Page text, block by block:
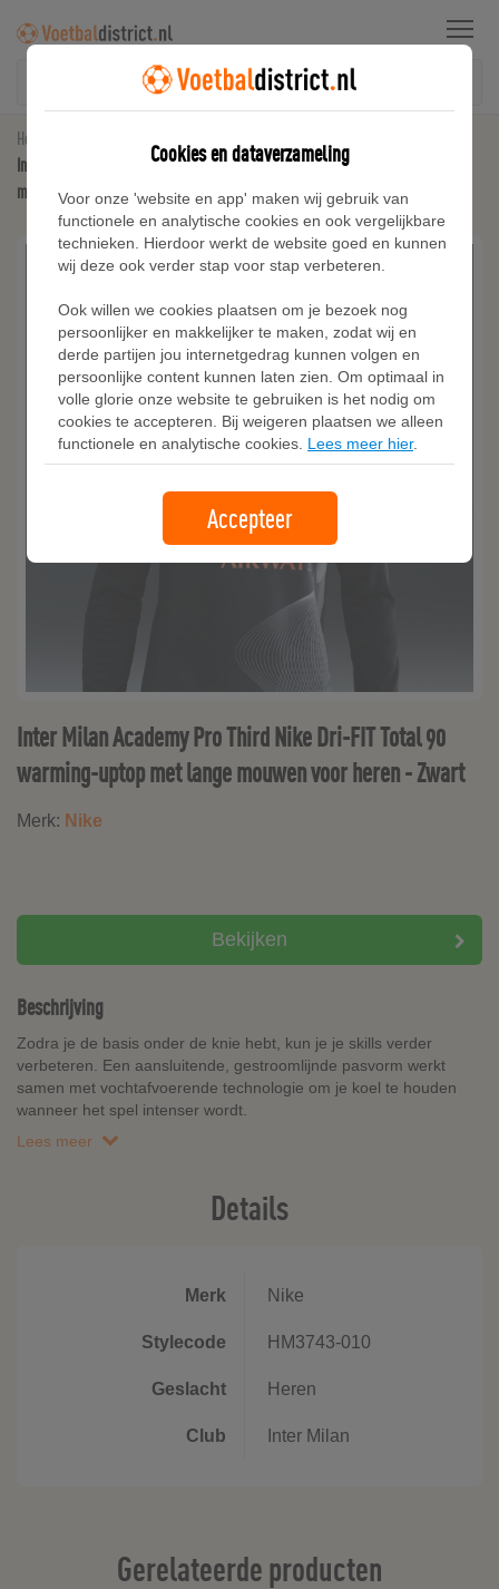
Menu
Home
Inter Milan Academy Pro Third Nike Dri-FIT Total 90 warming-uptop met lange
mouwen voor heren - Zwart
Inter Milan Academy Pro Third Nike Dri-FIT Total 90
warming-uptop met lange mouwen voor heren - Zwart
Merk: Nike
Bekijken
Beschrijving
Zodra je de basis onder de knie hebt, kun je je skills verder
verbeteren. Een aansluitende, gestroomlijnde pasvorm werkt
samen met vochtafvoerende technologie om je koel te houden
wanneer het spel intenser wordt.
Lees meer
Details
Merk Nike
Stylecode HM3743-010
Geslacht Heren
Club Inter Milan
Gerelateerde producten
Cookies en dataverzameling
Voor onze 'website en app' maken wij gebruik van
functionele en analytische cookies en ook vergelijkbare
technieken. Hierdoor werkt de website goed en kunnen
wij deze ook verder stap voor stap verbeteren.
Ook willen we cookies plaatsen om je bezoek nog
persoonlijker en makkelijker te maken, zodat wij en
derde partijen jou internetgedrag kunnen volgen en
persoonlijke content kunnen laten zien. Om optimaal in
volle glorie onze website te gebruiken is het nodig om
cookies te accepteren. Bij weigeren plaatsen we alleen
functionele en analytische cookies. Lees meer hier.
Accepteer